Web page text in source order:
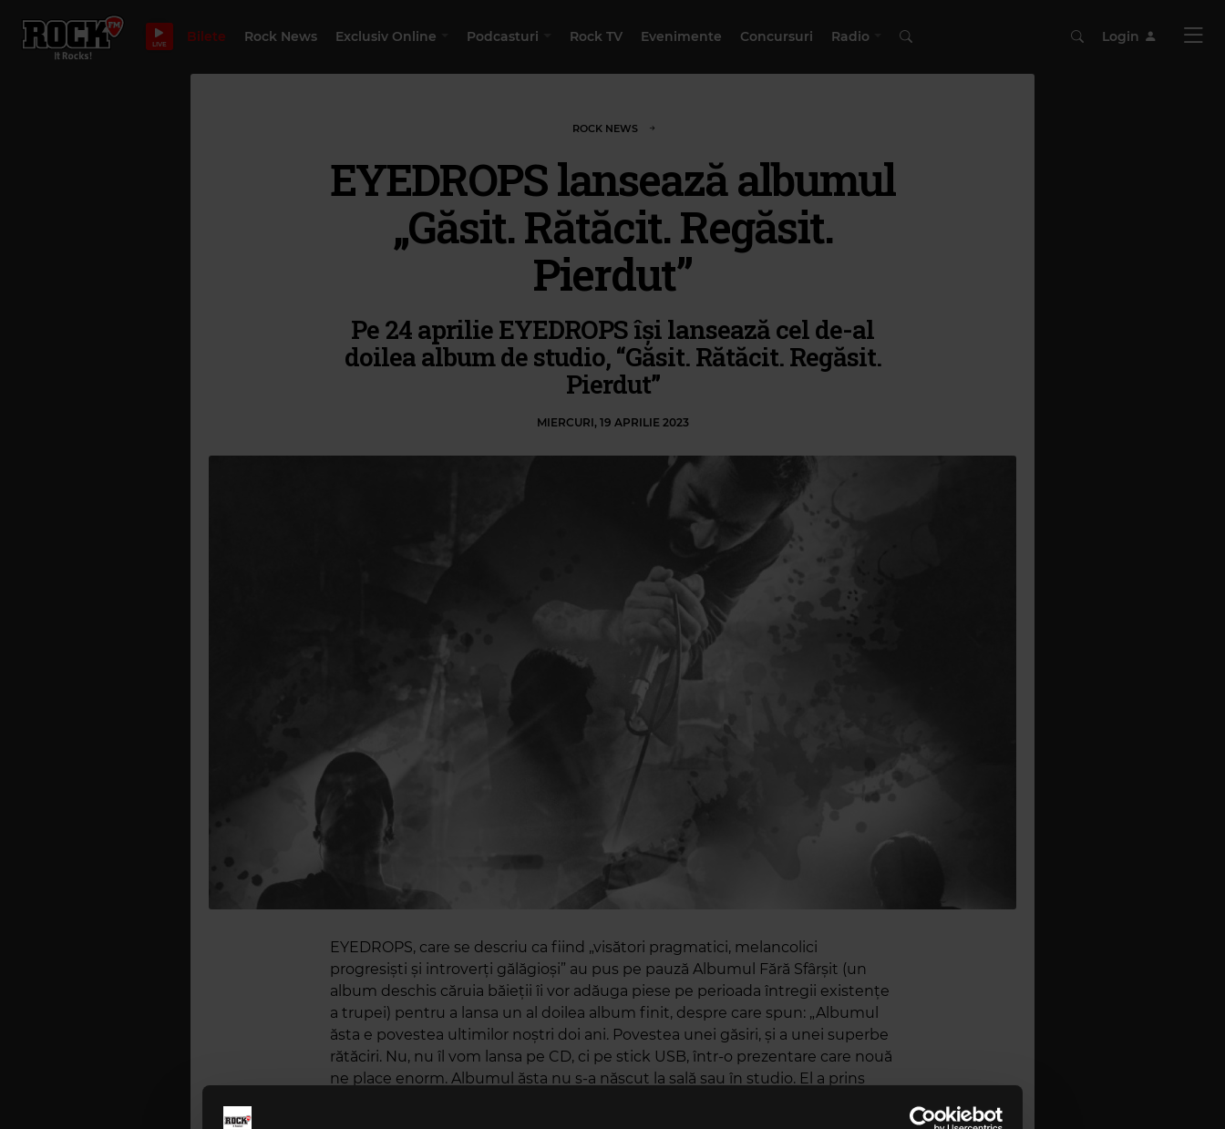
LIVE Bilete Rock News Exclusiv Online Podcasturi Rock TV Evenimente Concursuri Radio Login
ROCK NEWS
EYEDROPS lansează albumul
„Găsit. Rătăcit. Regăsit.
Pierdut”
Pe 24 aprilie EYEDROPS își lansează cel de-al
doilea album de studio, “Găsit. Rătăcit. Regăsit.
Pierdut”
MIERCURI, 19 APRILIE 2023
EYEDROPS, care se descriu ca fiind „visători pragmatici, melancolici
progresiști și introverți gălăgioși” au pus pe pauză Albumul Fără Sfârșit (un
album deschis căruia băieții îi vor adăuga piese pe perioada întregii existențe
a trupei) pentru a lansa un al doilea album finit, despre care spun: „Albumul
ăsta e povestea ultimilor noștri doi ani. Povestea unei găsiri, și a unei superbe
rătăciri. Nu, nu îl vom lansa pe CD, ci pe stick USB, într-o prezentare care nouă
ne place enorm. Albumul ăsta nu s-a născut la sală sau în studio. El a prins